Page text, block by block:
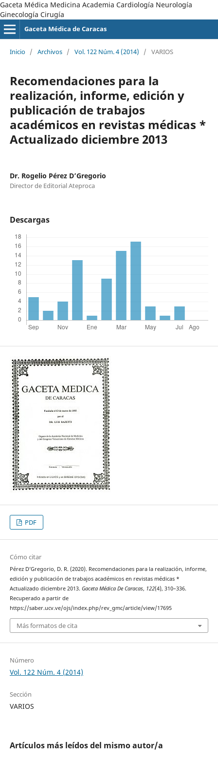
Gaceta Médica Medicina Academia Cardiología Neurología
Ginecología Cirugía
Gaceta Médica de Caracas
Inicio / Archivos / Vol. 122 Núm. 4 (2014) / VARIOS
Recomendaciones para la
realización, informe, edición y
publicación de trabajos
académicos en revistas médicas *
Actualizado diciembre 2013
Dr. Rogelio Pérez D’Gregorio
Director de Editorial Ateproca
Descargas
PDF
Cómo citar
Pérez D’Gregorio, D. R. (2020). Recomendaciones para la realización, informe,
edición y publicación de trabajos académicos en revistas médicas *
Actualizado diciembre 2013. Gaceta Médica De Caracas, 122(4), 310–336.
Recuperado a partir de
https://saber.ucv.ve/ojs/index.php/rev_gmc/article/view/17695
Más formatos de cita
Número
Vol. 122 Núm. 4 (2014)
Sección
VARIOS
Artículos más leídos del mismo autor/a